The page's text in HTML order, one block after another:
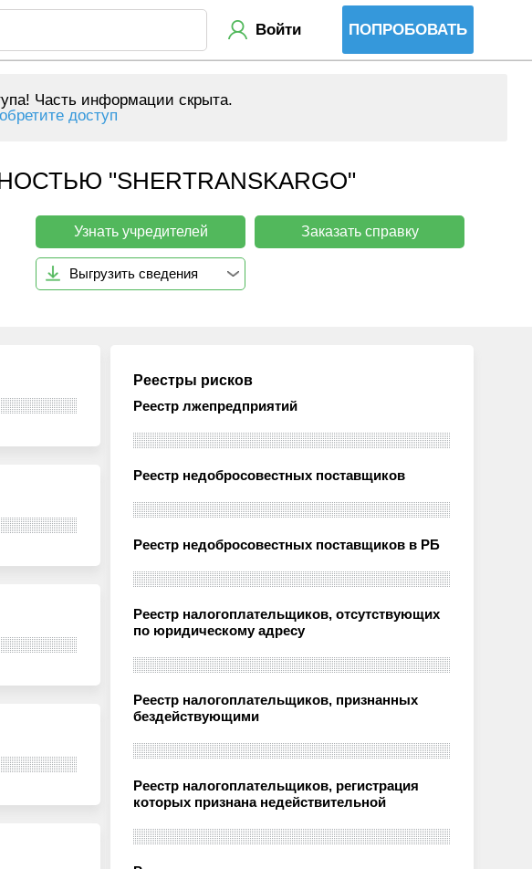
Войти ПОПРОБОВАТЬ
Часть информации скрыта.
доступ
"SHERTRANSKARGO"
Узнать учредителей Заказать справку
Выгрузить сведения
Реестры рисков
Реестр лжепредприятий
Реестр недобросовестных поставщиков
Реестр недобросовестных поставщиков в РБ
Реестр налогоплательщиков, отсутствующих
по юридическому адресу
Реестр налогоплательщиков, признанных
бездействующими
Реестр налогоплательщиков, регистрация
которых признана недействительной